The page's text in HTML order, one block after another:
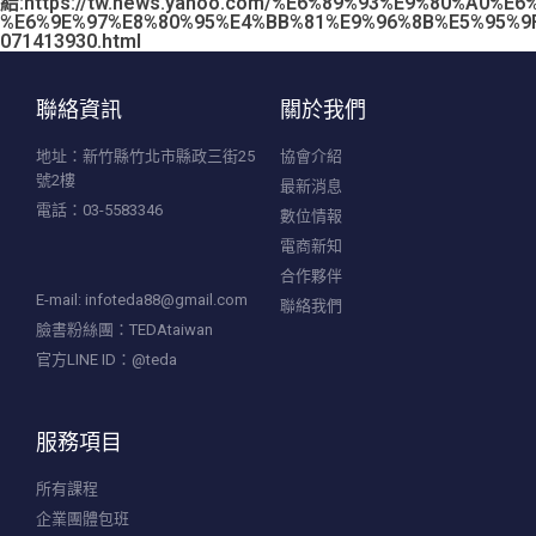
071413930.html
聯絡資訊
地址：新竹縣竹北市縣政三街25
號2樓
電話：03-5583346
E-mail: infoteda88@gmail.com
臉書粉絲團：TEDAtaiwan
官方LINE ID：@teda
關於我們
協會介紹
最新消息
數位情報
電商新知
合作夥伴
聯絡我們
服務項目
所有課程
企業團體包班